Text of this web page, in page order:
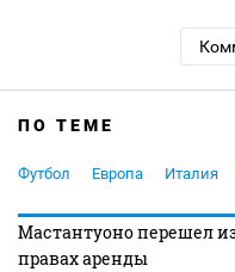
ПО ТЕМЕ
Футбол Европа Италия
Мастантуоно перешел
правах аренды